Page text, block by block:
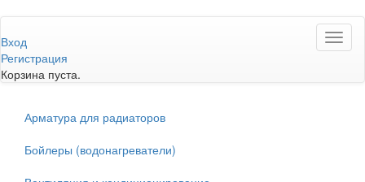
к
основному
содержанию
Вход
Регистрация
Корзина пуста.
Арматура для радиаторов
Бойлеры (водонагреватели)